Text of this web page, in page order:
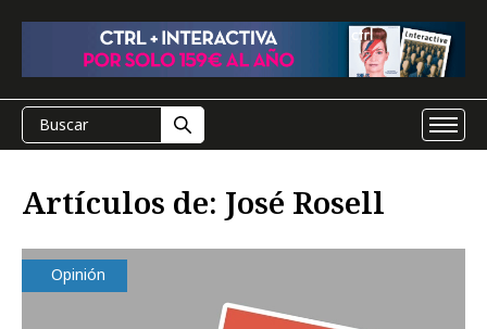
Artículos de: José Rosell
Opinión